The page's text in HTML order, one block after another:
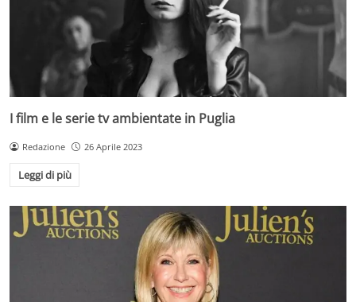
I film e le serie tv ambientate in Puglia
Redazione 26 Aprile 2023
Leggi di più